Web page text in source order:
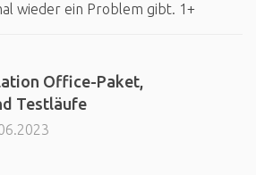
wieder ein Problem gibt. 1+
Office-Paket,
Testläufe